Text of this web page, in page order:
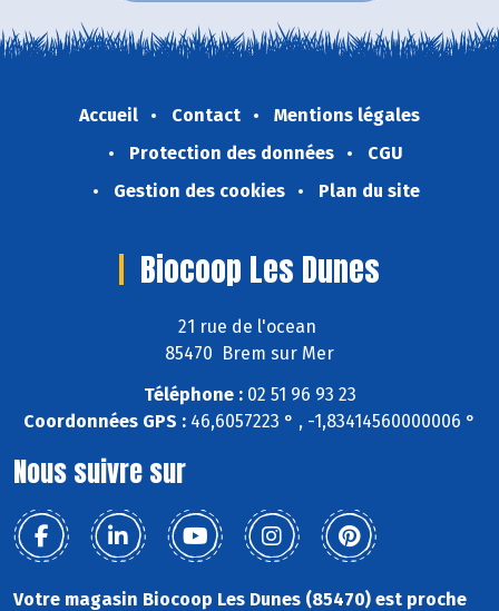
Accueil Contact
Mentions légales
Protection des données
CGU
Gestion des cookies
Plan du site
Biocoop Les Dunes
21 rue de l'ocean
85470 Brem sur Mer
Téléphone :02 51 96 93 23
Coordonnées GPS : 46,6057223 ° , -1,83414560000006 °
Nous suivre sur
Votre magasin Biocoop Les Dunes (85470) est proche